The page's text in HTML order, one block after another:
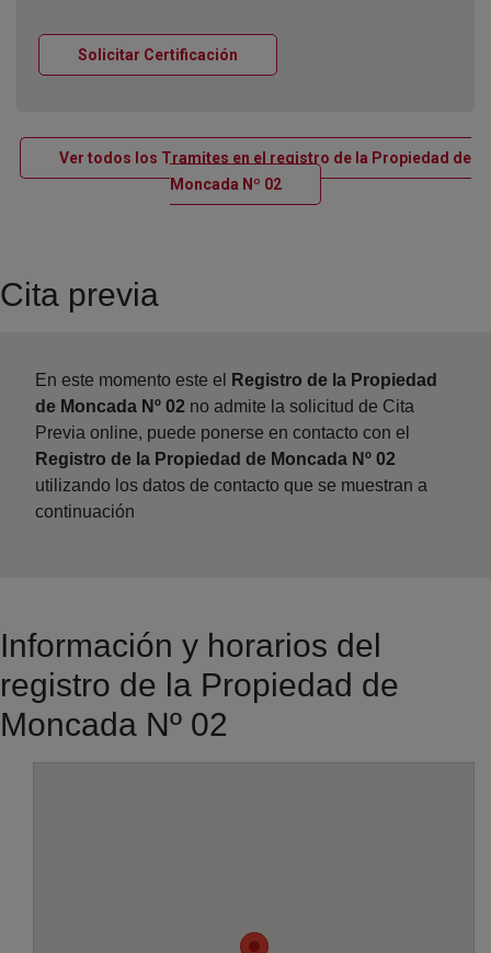
Solicitar Certificación
Ver todos los Tramites en el registro de la Propiedad de
Moncada Nº 02 Ventana nueva
Cita previa
En este momento este el
Registro de la Propiedad
de Moncada Nº 02 no admite la solicitud de Cita
Previa online, puede ponerse en contacto con el
Registro de la Propiedad de Moncada Nº 02
utilizando los datos de contacto que se muestran a
continuación
Información y horarios del
registro de la Propiedad de
Moncada Nº 02